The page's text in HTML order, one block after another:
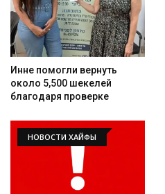
Инне помогли вернуть
около 5,500 шекелей
благодаря проверке
НОВОСТИ ХАЙФЫ